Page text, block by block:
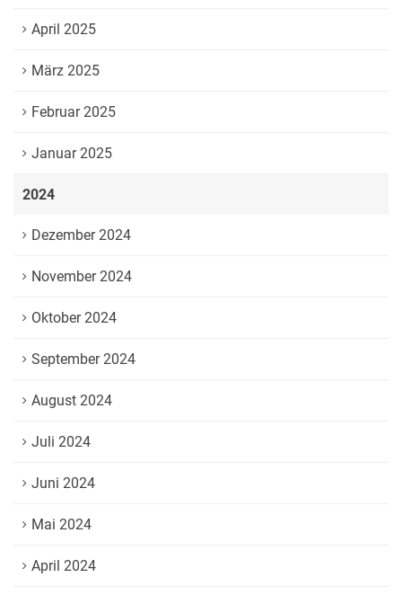
April 2025
März 2025
Februar 2025
Januar 2025
2024
Dezember 2024
November 2024
Oktober 2024
September 2024
August 2024
Juli 2024
Juni 2024
Mai 2024
April 2024